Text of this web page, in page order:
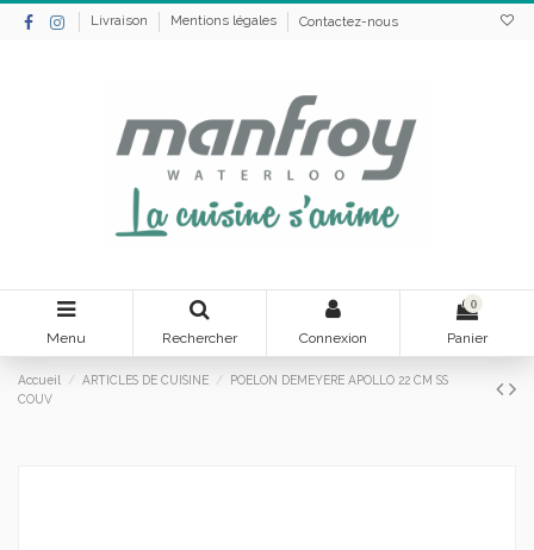
Livraison Mentions légales Contactez-nous
Menu Rechercher Connexion
0
Panier
Accueil ARTICLES DE CUISINE
POELON DEMEYERE APOLLO 22 CM SS
COUV